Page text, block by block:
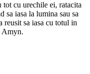
tot cu urechile ei, ratacita
sa iasa la lumina sau sa
reusit sa iasa cu totul in
Amyn.